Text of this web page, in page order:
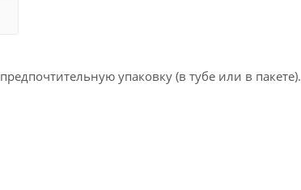
упаковку (в тубе или в пакете).